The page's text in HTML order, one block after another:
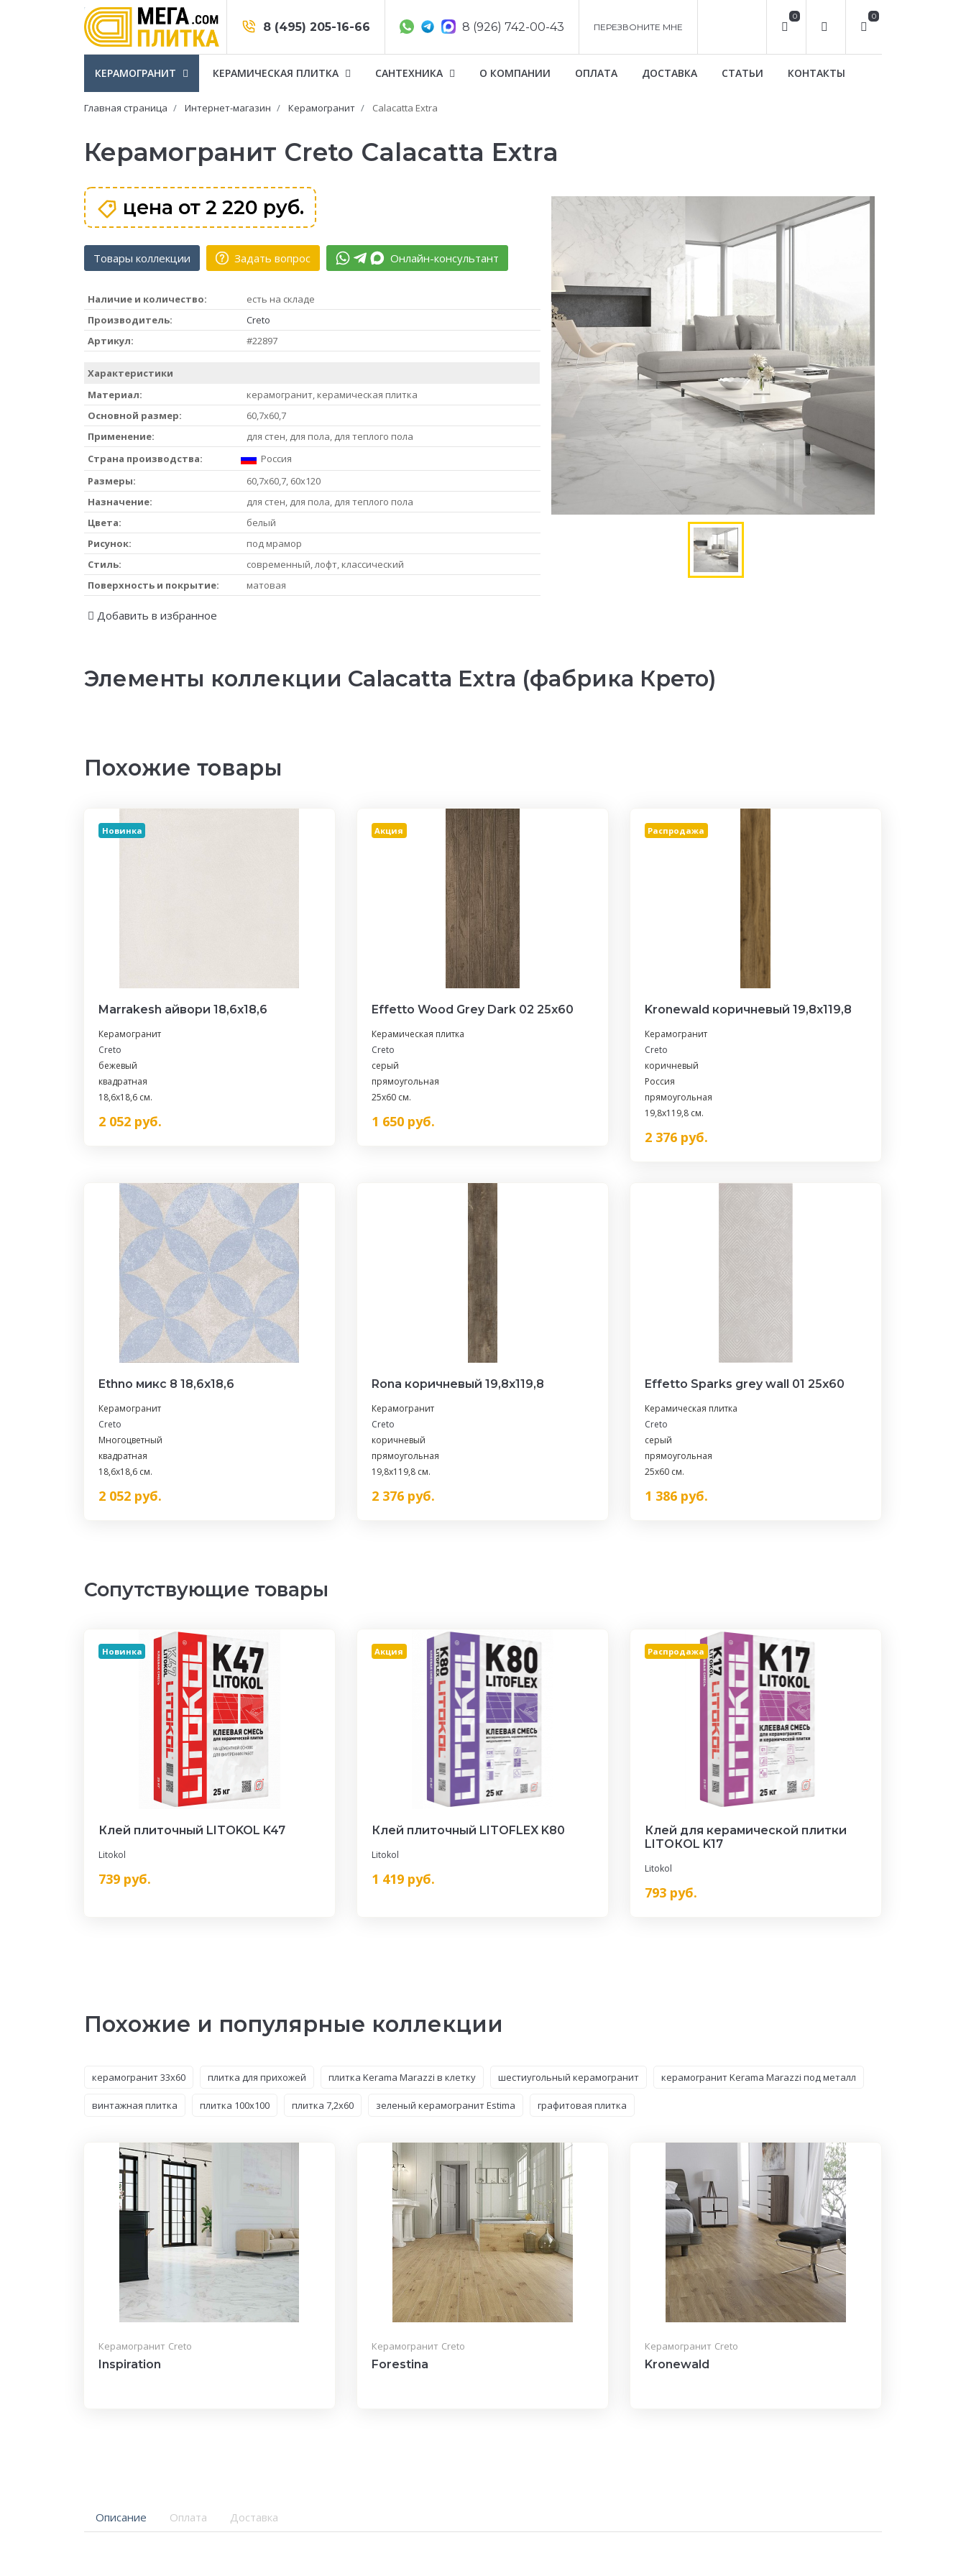
8 (495) 205-16-66 8 (926) 742-00-43 ПЕРЕЗВОНИТЕ МНЕ
0 0
КЕРАМОГРАНИТ КЕРАМИЧЕСКАЯ ПЛИТКА САНТЕХНИКА О КОМПАНИИ ОПЛАТА ДОСТАВКА СТАТЬИ КОНТАКТЫ
Главная страница Интернет-магазин Керамогранит Calacatta Extra
Керамогранит Creto Calacatta Extra
цена от 2 220 руб.
Товары коллекции Задать вопрос Онлайн-консультант
Наличие и количество:
есть на складе
Производитель:
Creto
Артикул:
#22897
Характеристики
Материал:
керамогранит, керамическая плитка
Основной размер:
60,7x60,7
Применение:
для стен, для пола, для теплого пола
Страна производства:
Россия
Размеры:
60,7х60,7, 60x120
Назначение:
для стен, для пола, для теплого пола
Цвета:
белый
Рисунок:
под мрамор
Стиль:
современный, лофт, классический
Поверхность и покрытие:
матовая
Добавить в избранное
Элементы коллекции Calacatta Extra (фабрика Крето)
Похожие товары
Новинка
Marrakesh айвори 18,6х18,6
Керамогранит
Creto
бежевый
квадратная
18,6x18,6 см.
2 052 руб.
Акция
Effetto Wood Grey Dark 02 25х60
Керамическая плитка
Creto
серый
прямоугольная
25x60 см.
1 650руб.
Распродажа
Kronewald коричневый 19,8х119,8
Керамогранит
Creto
коричневый
Россия
прямоугольная
19,8x119,8 см.
2 376руб.
Ethno микс 8 18,6х18,6
Керамогранит
Creto
Многоцветный
квадратная
18,6x18,6 см.
2 052 руб.
Rona коричневый 19,8х119,8
Керамогранит
Creto
коричневый
прямоугольная
19,8x119,8 см.
2 376руб.
Effetto Sparks grey wall 01 25х60
Керамическая плитка
Creto
серый
прямоугольная
25x60 см.
1 386руб.
Сопутствующие товары
Новинка
Клей плиточный LITOKOL K47
Litokol
739 руб.
Акция
Клей плиточный LITOFLEX K80
Litokol
1 419руб.
Распродажа
Клей для керамической плитки
LITOКOL K17
Litokol
793руб.
Похожие и популярные коллекции
керамогранит 33x60 плитка для прихожей плитка Kerama Marazzi в клетку шестиугольный керамогранит керамогранит Kerama Marazzi под металл
винтажная плитка плитка 100x100 плитка 7,2x60 зеленый керамогранит Estima графитовая плитка
Керамогранит Creto
Inspiration
Керамогранит Creto
Forestina
Керамогранит Creto
Kronewald
Описание Оплата Доставка